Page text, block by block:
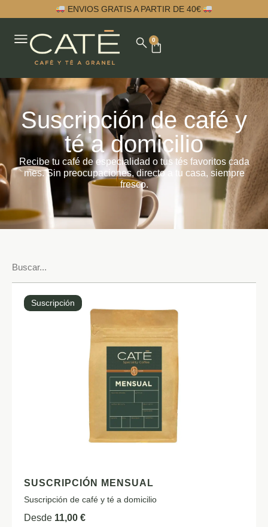
ENVIOS GRATIS A PARTIR DE 40€
0
Suscripción de café y
té a domicilio
Recibe tu café de especialidad o tus tés favoritos cada
mes. Sin preocupaciones, directo a tu casa, siempre
fresco.
Suscripción
SUSCRIPCIÓN MENSUAL
Suscripción de café y té a domicilio
Desde 11,00 €